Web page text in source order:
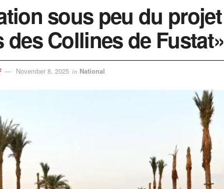
sous peu du projet
des Collines de Fustat»
November 8, 2025 in National